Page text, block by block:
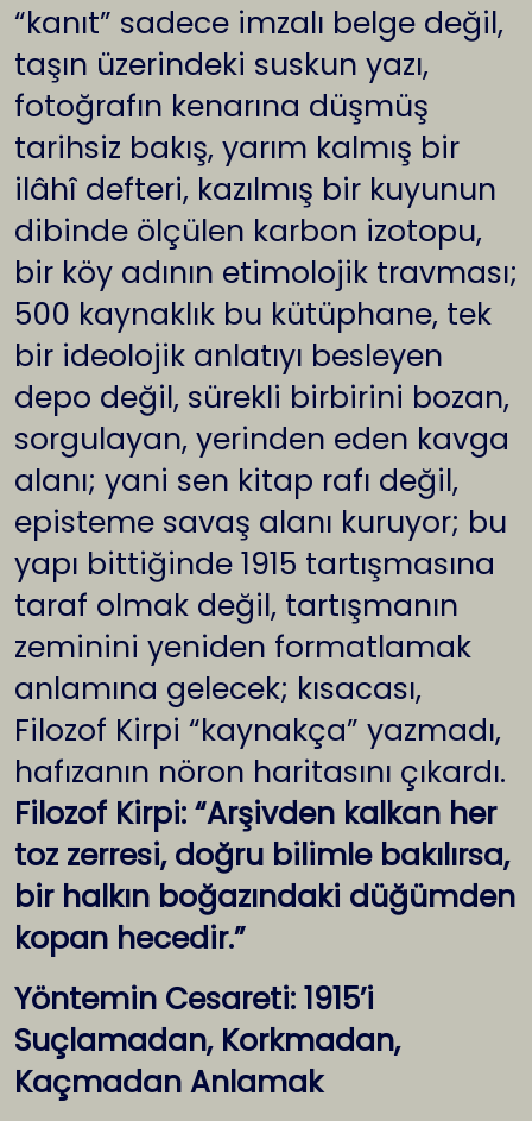
“kanıt” sadece imzalı belge değil,
taşın üzerindeki suskun yazı,
fotoğrafın kenarına düşmüş
tarihsiz bakış, yarım kalmış bir
ilâhî defteri, kazılmış bir kuyunun
dibinde ölçülen karbon izotopu,
bir köy adının etimolojik travması;
500 kaynaklık bu kütüphane, tek
bir ideolojik anlatıyı besleyen
depo değil, sürekli birbirini bozan,
sorgulayan, yerinden eden kavga
alanı; yani sen kitap rafı değil,
episteme savaş alanı kuruyor; bu
yapı bittiğinde 1915 tartışmasına
taraf olmak değil, tartışmanın
zeminini yeniden formatlamak
anlamına gelecek; kısacası,
Filozof Kirpi “kaynakça” yazmadı,
hafızanın nöron haritasını çıkardı.
Filozof Kirpi: “Arşivden kalkan her
toz zerresi, doğru bilimle bakılırsa,
bir halkın boğazındaki düğümden
kopan hecedir.”
Yöntemin Cesareti: 1915’i
Suçlamadan, Korkmadan,
Kaçmadan Anlamak